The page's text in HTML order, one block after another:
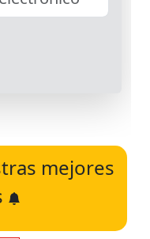
mejores